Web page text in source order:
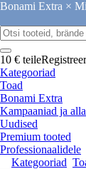
Bonami Extra ×
10 € teile
Kategooriad
Toad
Bonami Extra
Kampaaniad ja
Uudised
Premium tooted
Professionaalidele
Kategooriad